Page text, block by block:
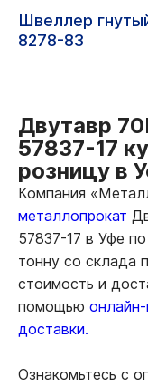
Швеллер
8278-83
Двутавр
57837-17
розницу в
Компания
металлопрокат
57837-17 в Уфе
тонну со склада
стоимость и
помощью онлайн-
доставки.
Ознакомьтесь с